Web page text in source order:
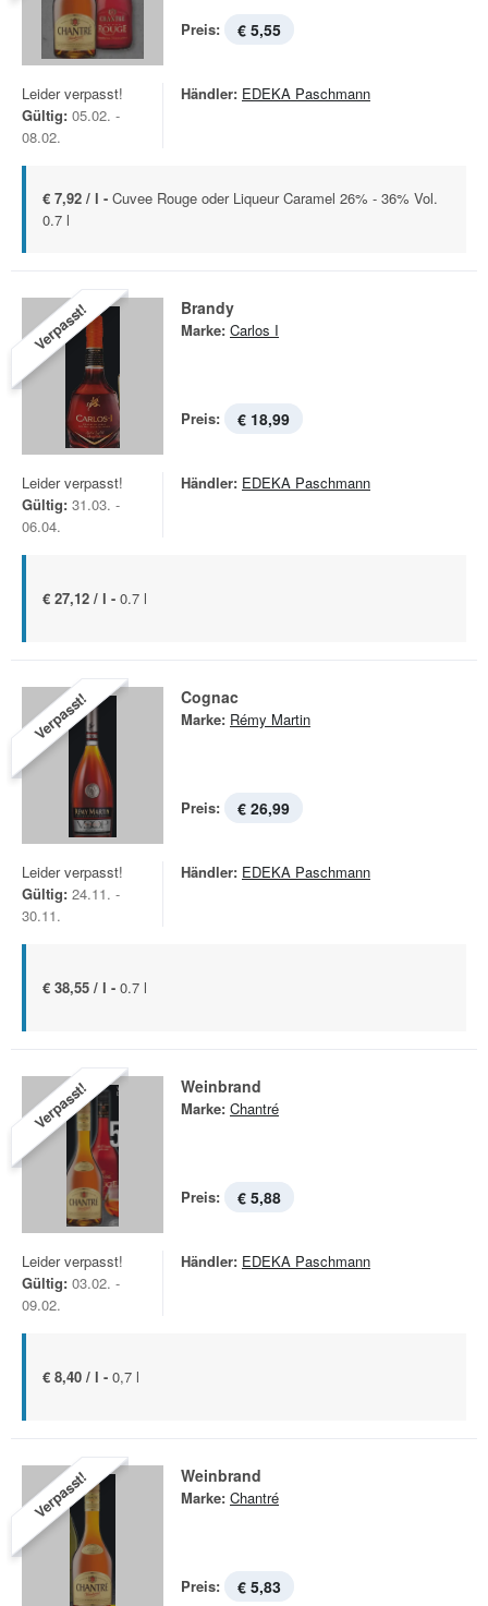
Preis: € 5,55
Leider verpasst!
Gültig: 05.02. -
08.02.
Händler: EDEKA Paschmann
€ 7,92 / l - Cuvee Rouge oder Liqueur Caramel 26% - 36% Vol.
0.7 l
Verpasst! Brandy
Marke: Carlos I
Preis: € 18,99
Leider verpasst!
Gültig: 31.03. -
06.04.
Händler: EDEKA Paschmann
€ 27,12 / l - 0.7 l
Verpasst! Cognac
Marke: Rémy Martin
Preis: € 26,99
Leider verpasst!
Gültig: 24.11. -
30.11.
Händler: EDEKA Paschmann
€ 38,55 / l - 0.7 l
Verpasst! Weinbrand
Marke: Chantré
Preis: € 5,88
Leider verpasst!
Gültig: 03.02. -
09.02.
Händler: EDEKA Paschmann
€ 8,40 / l - 0,7 l
Verpasst! Weinbrand
Marke: Chantré
Preis: € 5,83